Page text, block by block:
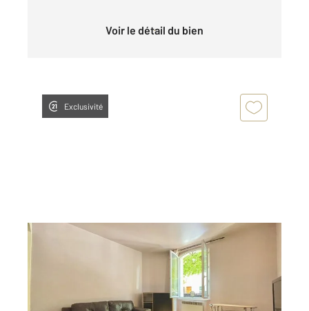
Voir le détail du bien
Exclusivité
Appartement F1 à vendre